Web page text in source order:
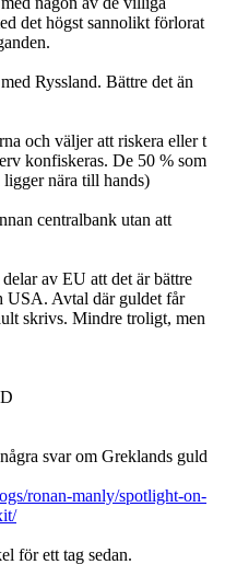
det högst sannolikt förlorat
Ryssland. Bättre det än
och väljer att riskera eller t
konfiskeras. De 50 % som
ligger nära till hands)
centralbank utan att
av EU att det är bättre
USA. Avtal där guldet får
skrivs. Mindre troligt, men
svar om Greklands guld
ronan-manly/spotlight-on-
för ett tag sedan.